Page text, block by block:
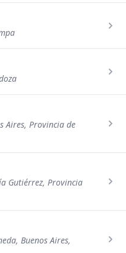
Aires, Provincia de
Gutiérrez, Provincia
Buenos Aires,